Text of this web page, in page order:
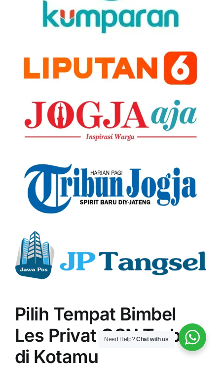
Pilih Tempat Bimbel
Les Privat OSN Terbaik
di Kotamu
Need Help?Chat with us